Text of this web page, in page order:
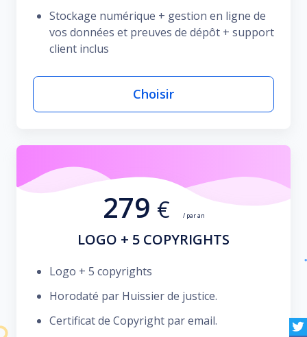
Stockage numérique + gestion en ligne de
vos données et preuves de dépôt + support
client inclus
Choisir
279 € / par an
LOGO + 5 COPYRIGHTS
Logo + 5 copyrights
Horodaté par Huissier de justice.
Certificat de Copyright par email.